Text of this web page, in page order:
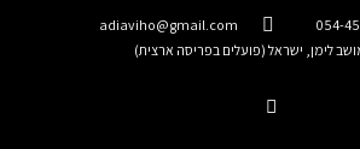
054-
adiaviho@gmail.com
לימן, ישראל (פועלים בפריסה ארצית)